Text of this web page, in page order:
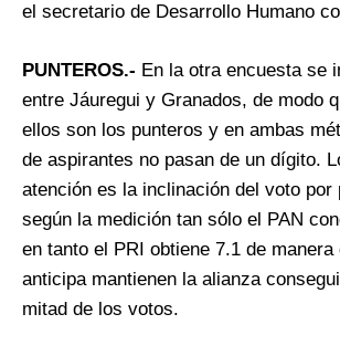
el secretario de Desarrollo Humano
PUNTEROS.- En la otra encuesta se
entre Jáuregui y Granados, de modo
ellos son los punteros y en ambas
de aspirantes no pasan de un dígito.
atención es la inclinación del voto por
según la medición tan sólo el PAN
en tanto el PRI obtiene 7.1 de
anticipa mantienen la alianza
mitad de los votos.